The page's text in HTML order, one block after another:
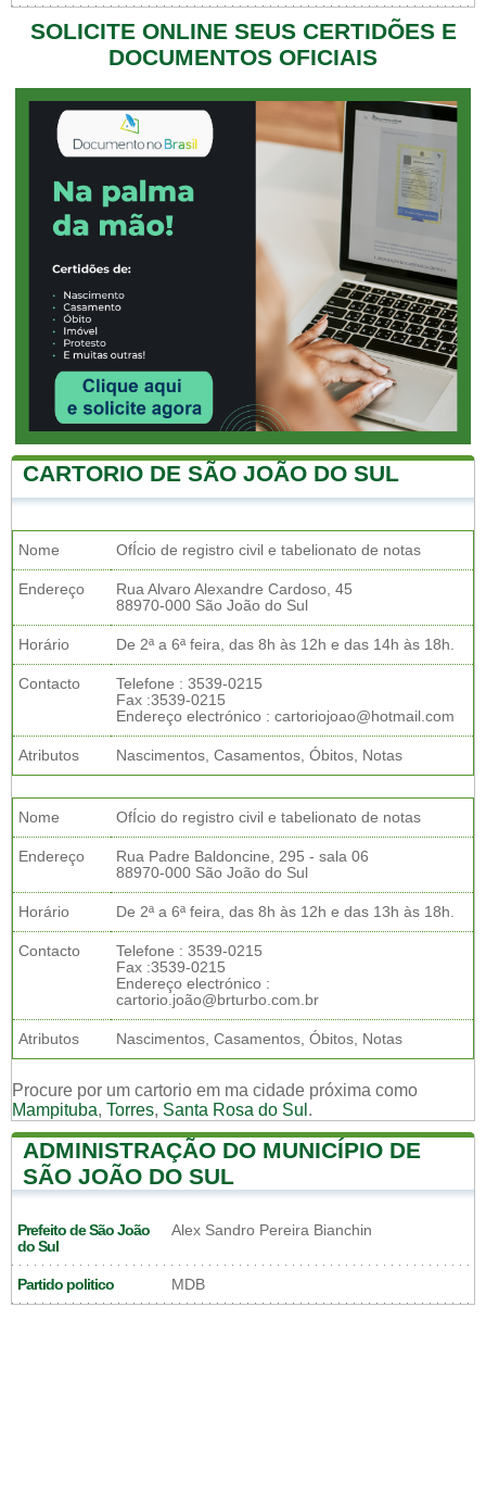
SOLICITE ONLINE SEUS CERTIDÕES E
DOCUMENTOS OFICIAIS
CARTORIO DE SÃO JOÃO DO SUL
Nome OfÍcio de registro civil e tabelionato de notas
Endereço
Rua Alvaro Alexandre Cardoso, 45
88970-000 São João do Sul
Horário De 2ª a 6ª feira, das 8h às 12h e das 14h às 18h.
Contacto
Telefone : 3539-0215
Fax :3539-0215
Endereço electrónico : cartoriojoao@hotmail.com
Atributos Nascimentos, Casamentos, Óbitos, Notas
Nome OfÍcio do registro civil e tabelionato de notas
Endereço
Rua Padre Baldoncine, 295 - sala 06
88970-000 São João do Sul
Horário De 2ª a 6ª feira, das 8h às 12h e das 13h às 18h.
Contacto
Telefone : 3539-0215
Fax :3539-0215
Endereço electrónico :
cartorio.joão@brturbo.com.br
Atributos Nascimentos, Casamentos, Óbitos, Notas
Procure por um cartorio em ma cidade próxima como
Mampituba, Torres, Santa Rosa do Sul .
ADMINISTRAÇÃO DO MUNICÍPIO DE
SÃO JOÃO DO SUL
Prefeito de São João
do Sul
Alex Sandro Pereira Bianchin
Partido politico MDB